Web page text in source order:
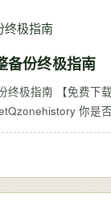
备份终极指南
指南 【免费下载链
https://